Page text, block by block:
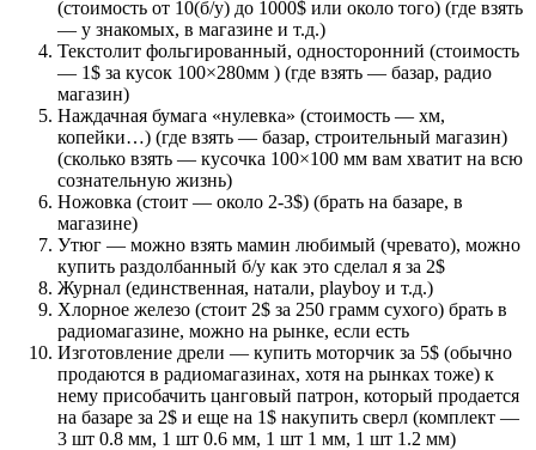
(стоимость от 10(б/у) до 1000$ или около того) (где взять
— у знакомых, в магазине и т.д.)
Текстолит фольгированный, односторонний (стоимость
— 1$ за кусок 100×280мм ) (где взять — базар, радио
магазин)
Наждачная бумага «нулевка» (стоимость — хм,
копейки…) (где взять — базар, строительный магазин)
(сколько взять — кусочка 100×100 мм вам хватит на всю
сознательную жизнь)
Ножовка (стоит — около 2-3$) (брать на базаре, в
магазине)
Утюг — можно взять мамин любимый (чревато), можно
купить раздолбанный б/у как это сделал я за 2$
Журнал (единственная, натали, playboy и т.д.)
Хлорное железо (стоит 2$ за 250 грамм сухого) брать в
радиомагазине, можно на рынке, если есть
Изготовление дрели — купить моторчик за 5$ (обычно
продаются в радиомагазинах, хотя на рынках тоже) к
нему присобачить цанговый патрон, который продается
на базаре за 2$ и еще на 1$ накупить сверл (комплект —
3 шт 0.8 мм, 1 шт 0.6 мм, 1 шт 1 мм, 1 шт 1.2 мм)